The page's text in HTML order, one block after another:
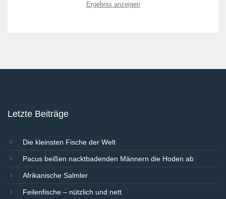
Ergebnis anzeigen
Letzte Beiträge
Die kleinsten Fische der Welt
Pacus beißen nacktbadenden Männern die Hoden ab
Afrikanische Salmler
Feilenfische – nützlich und nett